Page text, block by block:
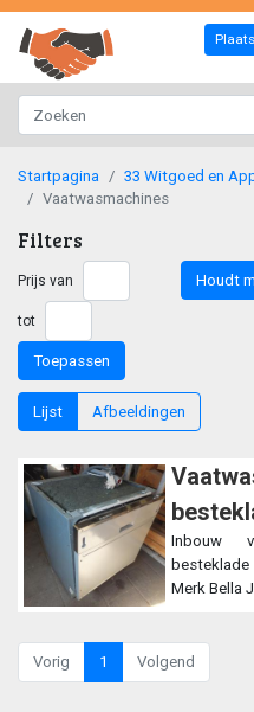
Startpagina 33 Witgoed en
Vaatwasmachines
Filters
Houdt
Prijs van
tot
Toepassen
Lijst Afbeeldingen
Inbouw
Merk Bella
Vorig 1 Volgend